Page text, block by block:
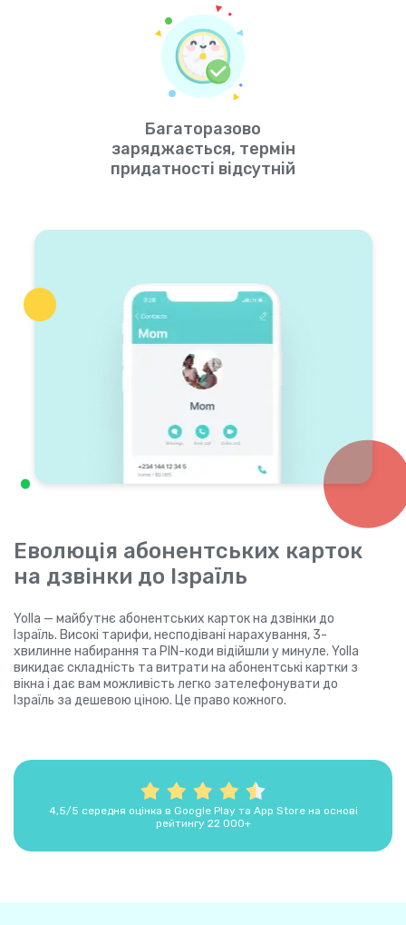
Багаторазово
заряджається, термін
придатності відсутній
Еволюція абонентських карток
на дзвінки до Ізраїль
Yolla — майбутнє абонентських карток на дзвінки до
Ізраїль. Високі тарифи, несподівані нарахування, 3-
хвилинне набирання та PIN-коди відійшли у минуле. Yolla
викидає складність та витрати на абонентські картки з
вікна і дає вам можливість легко зателефонувати до
Ізраїль за дешевою ціною. Це право кожного.
4,5/5 середня оцінка в Google Play та App Store на основі
рейтингу 22 000+